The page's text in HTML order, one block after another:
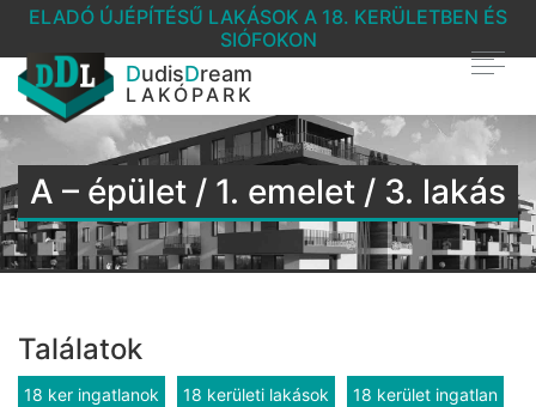
ELADÓ ÚJÉPÍTÉSŰ LAKÁSOK A 18. KERÜLETBEN ÉS
SIÓFOKON
DudisDream
LAKÓPARK
A – épület / 1. emelet / 3. lakás
Találatok
18 ker ingatlanok 18 kerületi lakások 18 kerület ingatlan